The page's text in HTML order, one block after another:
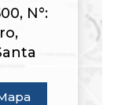
, N°:
,